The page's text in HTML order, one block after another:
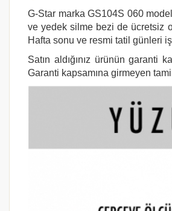
G-Star marka GS104S 060
ve yedek silme bezi de ücretsiz
Hafta sonu ve resmi tatil günleri
Satın aldığınız ürünün garanti
Garanti kapsamına girmeyen